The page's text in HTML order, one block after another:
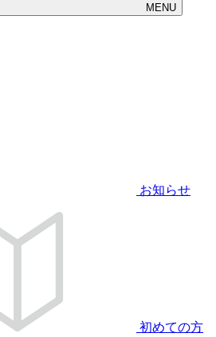
MENU
お知らせ
初めての方